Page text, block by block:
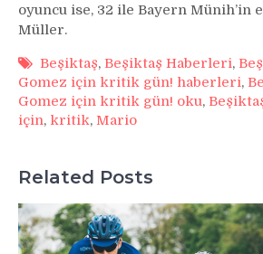
oyuncu ise, 32 ile Bayern Münih’in
Müller.
Beşiktaş, Beşiktaş Haberleri,
Gomez için kritik gün! haberleri,
Gomez için kritik gün! oku,
için, kritik, Mario
Related Posts